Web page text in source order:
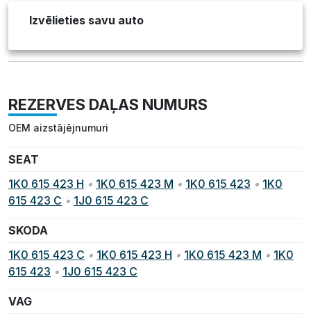
Izvēlieties savu auto
REZERVES DAĻAS NUMURS
OEM aizstājējnumuri
SEAT
1K0 615 423 H • 1K0 615 423 M • 1K0 615 423 • 1K0
615 423 C • 1J0 615 423 C
SKODA
1K0 615 423 C • 1K0 615 423 H • 1K0 615 423 M • 1K0
615 423 • 1J0 615 423 C
VAG